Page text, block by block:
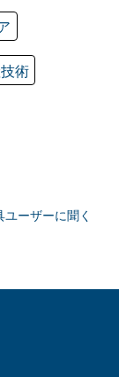
術
ーザーに聞く